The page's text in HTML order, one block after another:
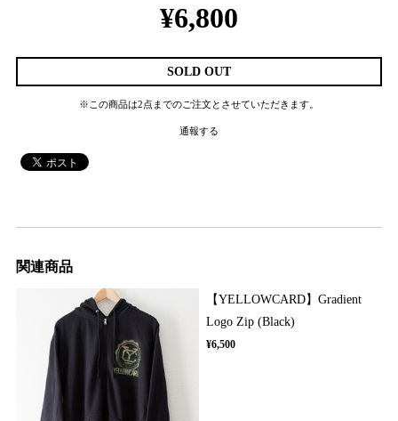
¥6,800
SOLD OUT
※この商品は2点までのご注文とさせていただきます。
通報する
関連商品
【YELLOWCARD】Gradient
Logo Zip (Black)
¥6,500